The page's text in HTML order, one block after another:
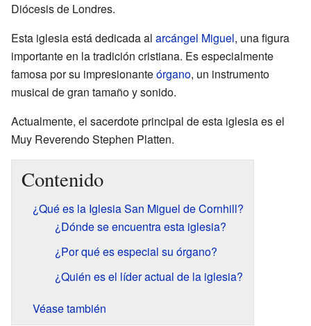
Diócesis de Londres.
Esta iglesia está dedicada al arcángel Miguel, una figura
importante en la tradición cristiana. Es especialmente
famosa por su impresionanteórgano, un instrumento
musical de gran tamaño y sonido.
Actualmente, el sacerdote principal de esta iglesia es el
Muy Reverendo Stephen Platten.
Contenido
¿Qué es la Iglesia San Miguel de Cornhill?
¿Dónde se encuentra esta iglesia?
¿Por qué es especial su órgano?
¿Quién es el líder actual de la iglesia?
Véase también